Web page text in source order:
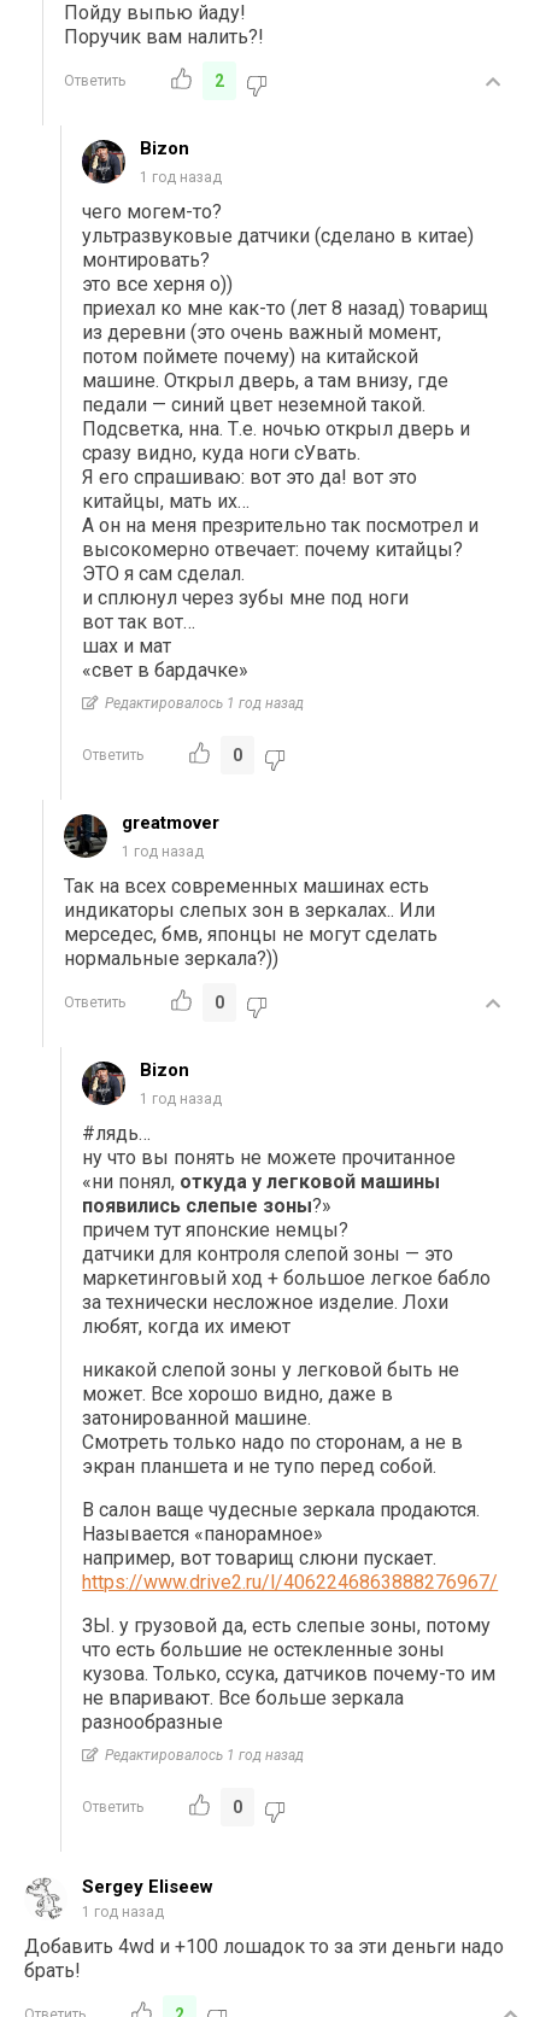
Пойду выпью йаду!
Поручик вам налить?!
Ответить 2
Bizon
1 год назад
чего могем-то?
ультразвуковые датчики (сделано в китае)
монтировать?
это все херня о))
приехал ко мне как-то (лет 8 назад) товарищ
из деревни (это очень важный момент,
потом поймете почему) на китайской
машине. Открыл дверь, а там внизу, где
педали — синий цвет неземной такой.
Подсветка, нна. Т.е. ночью открыл дверь и
сразу видно, куда ноги сУвать.
Я его спрашиваю: вот это да! вот это
китайцы, мать их…
А он на меня презрительно так посмотрел и
высокомерно отвечает: почему китайцы?
ЭТО я сам сделал.
и сплюнул через зубы мне под ноги
вот так вот…
шах и мат
«свет в бардачке»
Редактировалось 1 год назад
Ответить 0
greatmover
1 год назад
Так на всех современных машинах есть
индикаторы слепых зон в зеркалах.. Или
мерседес, бмв, японцы не могут сделать
нормальные зеркала?))
Ответить 0
Bizon
1 год назад
#лядь…
ну что вы понять не можете прочитанное
«ни понял, откуда у легковой машины
появились слепые зоны?»
причем тут японские немцы?
датчики для контроля слепой зоны — это
маркетинговый ход + большое легкое бабло
за технически несложное изделие. Лохи
любят, когда их имеют
никакой слепой зоны у легковой быть не
может. Все хорошо видно, даже в
затонированной машине.
Смотреть только надо по сторонам, а не в
экран планшета и не тупо перед собой.
В салон ваще чудесные зеркала продаются.
Называется «панорамное»
например, вот товарищ слюни пускает.
https://www.drive2.ru/l/4062246863888276967/
ЗЫ. у грузовой да, есть слепые зоны, потому
что есть большие не остекленные зоны
кузова. Только, ссука, датчиков почему-то им
не впаривают. Все больше зеркала
разнообразные
Редактировалось 1 год назад
Ответить 0
Sergey Eliseew
1 год назад
Добавить 4wd и +100 лошадок то за эти деньги надо
брать!